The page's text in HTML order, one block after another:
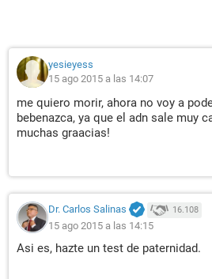
yesieyess
15 ago 2015 a las 14:07
me quiero morir, ahora no voy a
bebenazca, ya que el adn sale muy
muchas graacias!
Dr. Carlos Salinas 16.108
15 ago 2015 a las 14:15
Asi es, hazte un test de paternidad.